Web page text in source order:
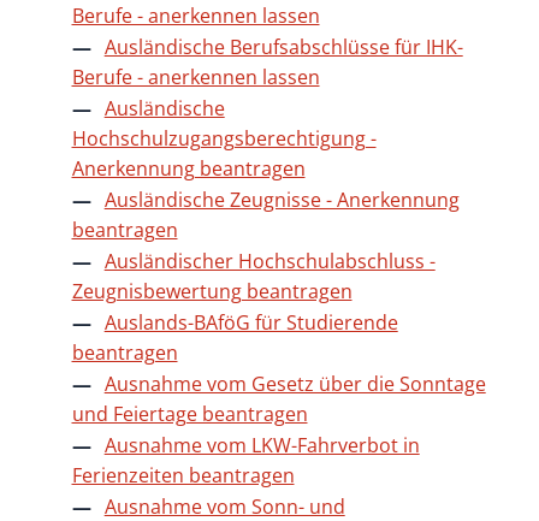
Berufe - anerkennen lassen
Ausländische Berufsabschlüsse für IHK-
Berufe - anerkennen lassen
Ausländische
Hochschulzugangsberechtigung -
Anerkennung beantragen
Ausländische Zeugnisse - Anerkennung
beantragen
Ausländischer Hochschulabschluss -
Zeugnisbewertung beantragen
Auslands-BAföG für Studierende
beantragen
Ausnahme vom Gesetz über die Sonntage
und Feiertage beantragen
Ausnahme vom LKW-Fahrverbot in
Ferienzeiten beantragen
Ausnahme vom Sonn- und